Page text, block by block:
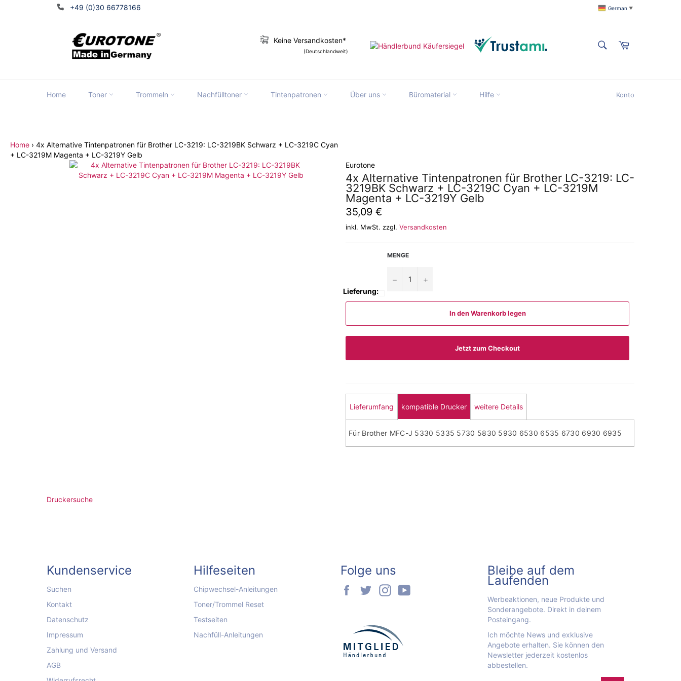
+49 (0)30 66778166 German ▼
Keine Versandkosten*
(Deutschlandweit)
Warenkorb
Home Toner Trommeln Nachfülltoner Tintenpatronen Über uns Büromaterial Hilfe Konto
Home › 4x Alternative Tintenpatronen für Brother LC-3219: LC-3219BK Schwarz + LC-3219C Cyan
+ LC-3219M Magenta + LC-3219Y Gelb
Eurotone
4x Alternative Tintenpatronen für Brother LC-3219: LC-
3219BK Schwarz + LC-3219C Cyan + LC-3219M
Magenta + LC-3219Y Gelb
Normaler
Preis
35,09 €
inkl. MwSt. zzgl. Versandkosten
Lieferung:
MENGE
− +
In den Warenkorb legen
Jetzt zum Checkout
Lieferumfang kompatible Drucker weitere Details
Für Brother MFC-J 5330 5335 5730 5830 5930 6530 6535 6730 6930 6935
Druckersuche
Kundenservice
Suchen
Kontakt
Datenschutz
Impressum
Zahlung und Versand
AGB
Hilfeseiten
Chipwechsel-Anleitungen
Toner/Trommel Reset
Testseiten
Nachfüll-Anleitungen
Folge uns
Facebook
TwitterInstagram
Bleibe auf dem
Laufenden
Werbeaktionen, neue Produkte und
Sonderangebote. Direkt in deinem
Posteingang.
Ich möchte News und exklusive
Angebote erhalten. Sie können den
Newsletter jederzeit kostenlos
abbestellen.